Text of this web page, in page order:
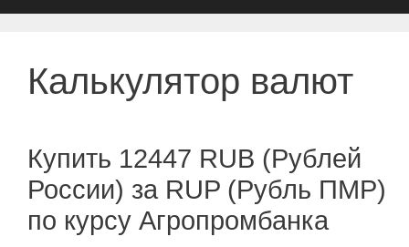
Калькулятор валют
Купить 12447 RUB (Рублей
России) за RUP (Рубль ПМР)
по курсу Агропромбанка